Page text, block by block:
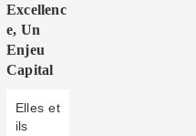
Excellenc
E, Un
Enjeu
Capital
Elles et
ils